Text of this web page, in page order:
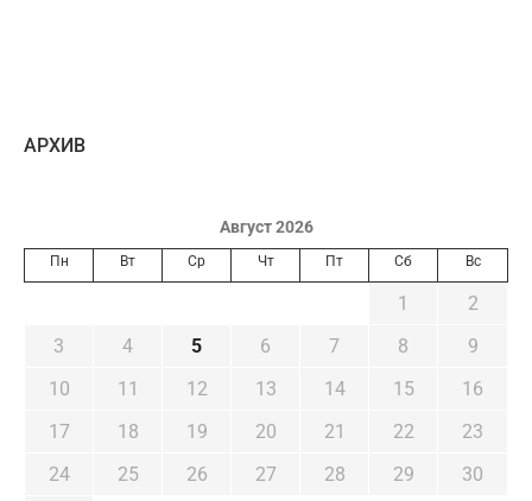
AРХИВ
Август 2026
Пн Вт Ср Чт Пт Сб Вс
1
2
3
4 5 6 7 8
9
10
11 12 13 14 15
16
17
18 19 20 21 22
23
24
25 26 27 28 29
30